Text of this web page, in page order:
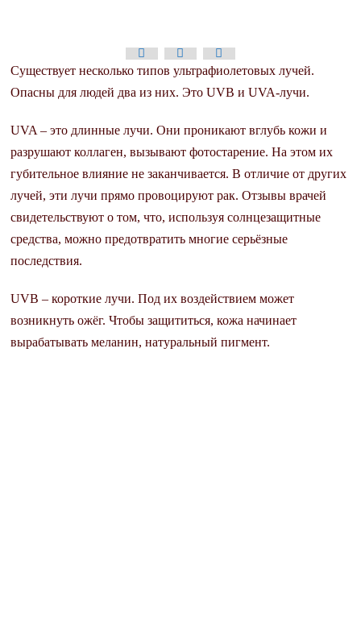
Существует несколько типов ультрафиолетовых лучей.
Опасны для людей два из них. Это UVB и UVA-лучи.
UVA – это длинные лучи. Они проникают вглубь кожи и
разрушают коллаген, вызывают фотостарение. На этом их
губительное влияние не заканчивается. В отличие от других
лучей, эти лучи прямо провоцируют рак. Отзывы врачей
свидетельствуют о том, что, используя солнцезащитные
средства, можно предотвратить многие серьёзные
последствия.
UVB – короткие лучи. Под их воздействием может
возникнуть ожёг. Чтобы защититься, кожа начинает
вырабатывать меланин, натуральный пигмент.